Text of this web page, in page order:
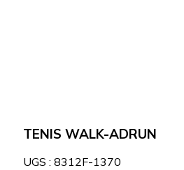
TENIS WALK-ADRUN
UGS : 8312F-1370